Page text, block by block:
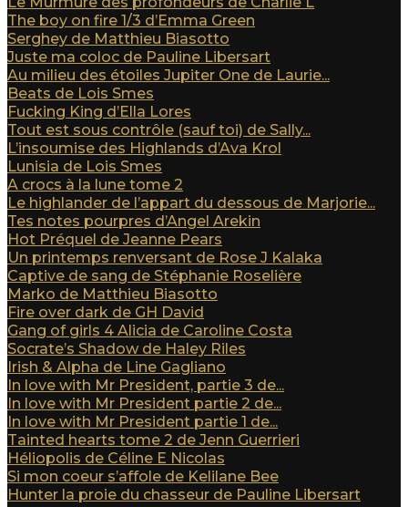
The boy on fire 1/3 d’Emma Green
Serghey de Matthieu Biasotto
Juste ma coloc de Pauline Libersart
Au milieu des étoiles Jupiter One de Laurie...
Beats de Lois Smes
Fucking King d’Ella Lores
Tout est sous contrôle (sauf toi) de Sally...
L’insoumise des Highlands d’Ava Krol
Lunisia de Lois Smes
A crocs à la lune tome 2
Le highlander de l’appart du dessous de Marjorie...
Tes notes pourpres d’Angel Arekin
Hot Préquel de Jeanne Pears
Un printemps renversant de Rose J Kalaka
Captive de sang de Stéphanie Roselière
Marko de Matthieu Biasotto
Fire over dark de GH David
Gang of girls 4 Alicia de Caroline Costa
Socrate’s Shadow de Haley Riles
Irish & Alpha de Line Gagliano
In love with Mr President, partie 3 de...
In love with Mr President partie 2 de...
In love with Mr President partie 1 de...
Tainted hearts tome 2 de Jenn Guerrieri
Héliopolis de Céline E Nicolas
Si mon coeur s’affole de Kelilane Bee
Hunter la proie du chasseur de Pauline Libersart